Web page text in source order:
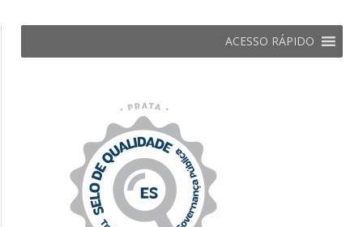
ACESSO RÁPIDO